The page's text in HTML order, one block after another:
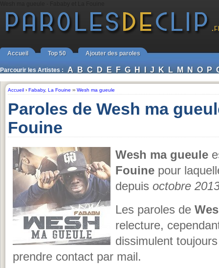
Accueil Top 50 Ajouter des paroles
Parcourir les Artistes : A B C D E F G H I J K L M N O P
Accueil › Fababy, La Fouine ›› Wesh ma gueule
Paroles de Wesh ma
Fouine
Wesh ma gueule
Fouine pour
depuis octobre
Les paroles de
relecture,
dissimulent
prendre contact par mail.